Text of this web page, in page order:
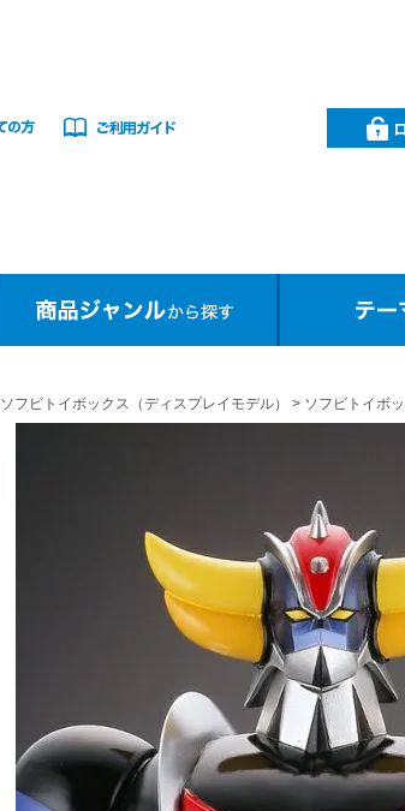
ソフビトイボックス（ディスプレイモデル） ソフビトイボ